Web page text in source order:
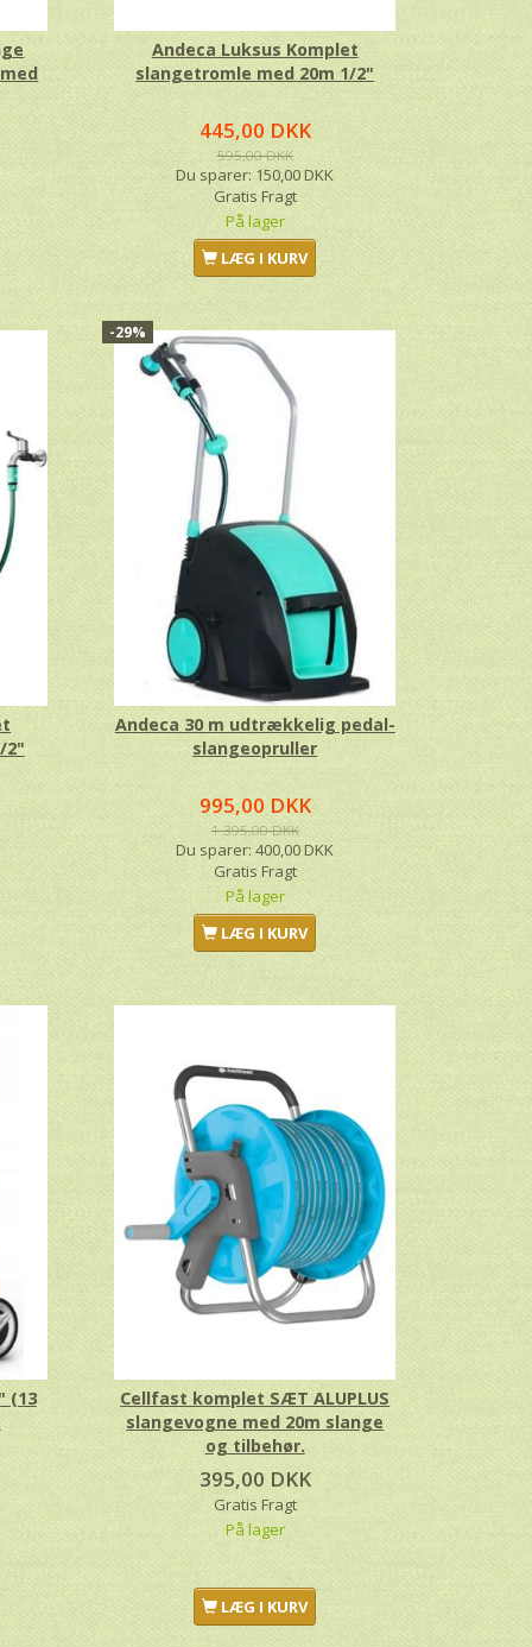
Andeca Luksus Komplet
slangetromle med 20m 1/2"
445,00 DKK
595,00 DKK
Du sparer: 150,00 DKK
Gratis Fragt
På lager
LÆG I KURV
2"
-29%
Andeca 30 m udtrækkelig pedal-
slangeopruller
995,00 DKK
1.395,00 DKK
Du sparer:400,00 DKK
Gratis Fragt
På lager
LÆG I KURV
(13
Cellfast komplet SÆT ALUPLUS
slangevogne med 20m slange
og tilbehør.
395,00 DKK
Gratis Fragt
På lager
LÆG I KURV